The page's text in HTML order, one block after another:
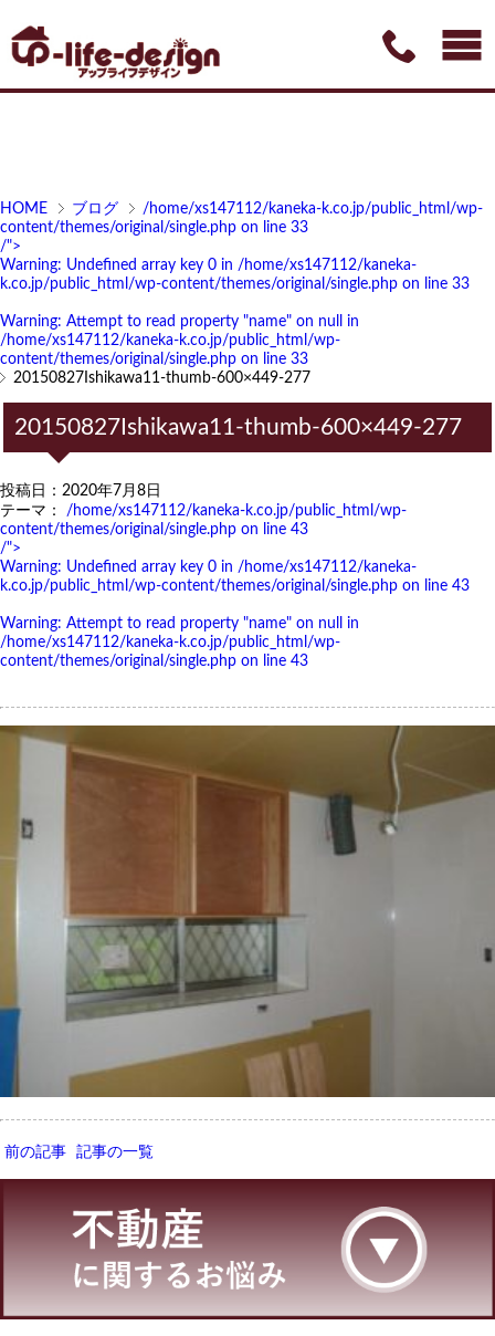
HOME ブログ
/home/xs147112/kaneka-k.co.jp/public_html/wp-
content/themes/original/single.php on line 33
/">
Warning: Undefined array key 0 in /home/xs147112/kaneka-
k.co.jp/public_html/wp-content/themes/original/single.php on line 33
Warning: Attempt to read property "name" on null in
/home/xs147112/kaneka-k.co.jp/public_html/wp-
content/themes/original/single.php on line 33
20150827Ishikawa11-thumb-600×449-277
20150827Ishikawa11-thumb-600×449-277
投稿日：2020年7月8日
テーマ： /home/xs147112/kaneka-k.co.jp/public_html/wp-
content/themes/original/single.php on line 43
/">
Warning: Undefined array key 0 in /home/xs147112/kaneka-
k.co.jp/public_html/wp-content/themes/original/single.php on line 43
Warning: Attempt to read property "name" on null in
/home/xs147112/kaneka-k.co.jp/public_html/wp-
content/themes/original/single.php on line 43
前の記事 記事の一覧